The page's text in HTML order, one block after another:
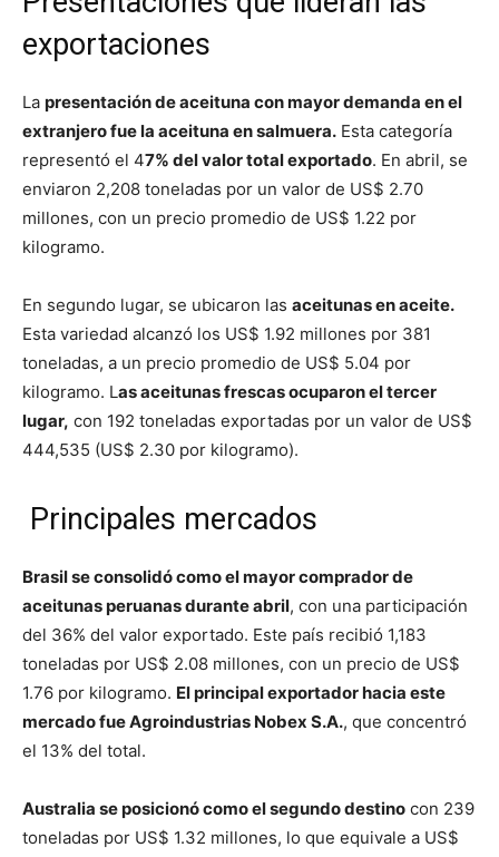
exportaciones
La presentación de aceituna con mayor demanda en el
extranjero fue la aceituna en salmuera. Esta categoría
representó el 47% del valor total exportado. En abril, se
enviaron 2,208 toneladas por un valor de US$ 2.70
millones, con un precio promedio de US$ 1.22 por
kilogramo.
En segundo lugar, se ubicaron las aceitunas en aceite.
Esta variedad alcanzó los US$ 1.92 millones por 381
toneladas, a un precio promedio de US$ 5.04 por
kilogramo. Las aceitunas frescas ocuparon el tercer
lugar, con 192 toneladas exportadas por un valor de US$
444,535 (US$ 2.30 por kilogramo).
Principales mercados
Brasil se consolidó como el mayor comprador de
aceitunas peruanas durante abril, con una participación
del 36% del valor exportado. Este país recibió 1,183
toneladas por US$ 2.08 millones, con un precio de US$
1.76 por kilogramo. El principal exportador hacia este
mercado fue Agroindustrias Nobex S.A., que concentró
el 13% del total.
Australia se posicionó como el segundo destino con 239
toneladas por US$ 1.32 millones, lo que equivale a US$